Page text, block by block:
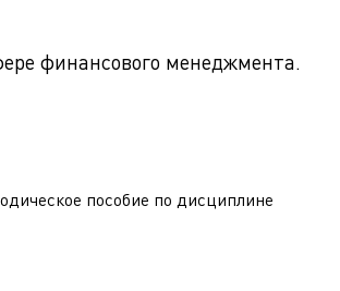
финансового менеджмента.
пособие по дисциплине